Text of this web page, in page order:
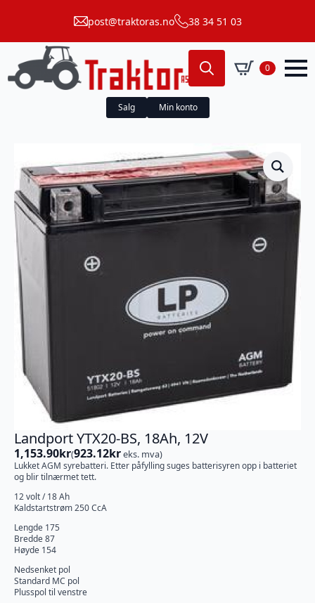
post@traktoras.no 38 34 51 03
Search
for:
0
Salg Min konto
Landport YTX20-BS, 18Ah, 12V
1,153.90kr(923.12kreks. mva)
Lukket AGM syrebatteri. Etter påfylling suges batterisyren opp i batteriet
og blir tilnærmet tett.
12 volt / 18 Ah
Kaldstartstrøm 250 CcA
Lengde 175
Bredde 87
Høyde 154
Nedsenket pol
Standard MC pol
Plusspol til venstre